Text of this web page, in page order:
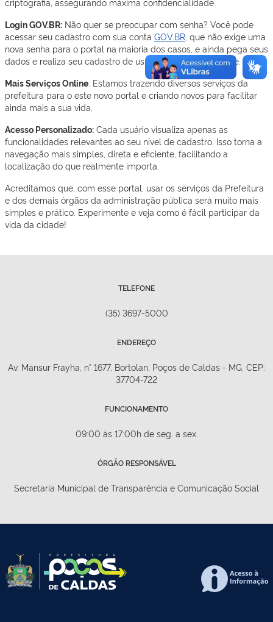
Login GOV.BR: Não quer se preocupar com senha? Você pode
acessar seu cadastro com sua conta GOV.BR , que não exige uma
nova senha para o portal na maioria dos casos, e ainda pega seus
dados e realiza seu cadastro de usuário mais rapidamente.
Mais Serviços Online: Estamos trazendo diversos serviços da
prefeitura para o este novo portal e criando novos para facilitar
ainda mais a sua vida.
Acesso Personalizado: Cada usuário visualiza apenas as
funcionalidades relevantes ao seu nível de cadastro. Isso torna a
navegação mais simples, direta e eficiente, facilitando a
localização do que realmente importa.
Acreditamos que, com esse portal, usar os serviços da Prefeitura
e dos demais órgãos da administração pública será muito mais
simples e prático. Experimente e veja como é fácil participar da
vida da cidade!
TELEFONE
(35) 3697-5000
ENDEREÇO
Av. Mansur Frayha, n° 1677, Bortolan, Poços de Caldas - MG, CEP:
37704-722
FUNCIONAMENTO
09:00 às 17:00h de seg. a sex.
ÓRGÃO RESPONSÁVEL
Secretaria Municipal de Transparência e Comunicação Social